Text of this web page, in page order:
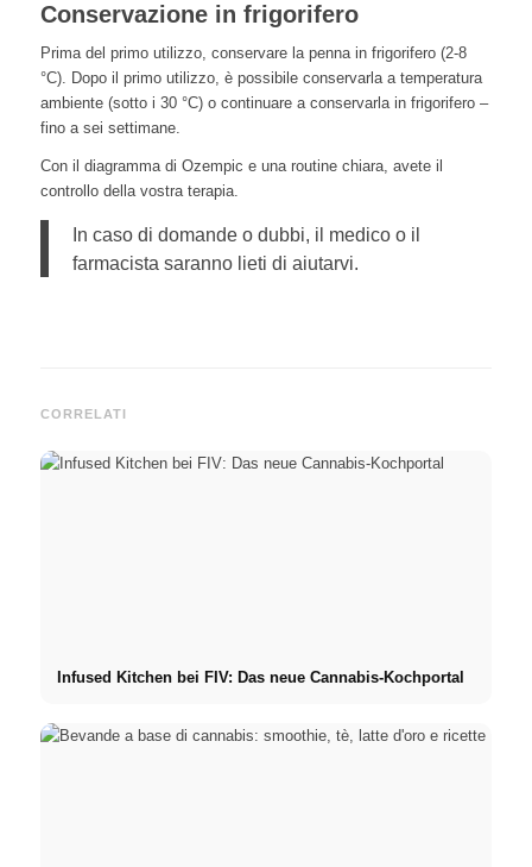
Conservazione in frigorifero
Prima del primo utilizzo, conservare la penna in frigorifero (2-8
°C). Dopo il primo utilizzo, è possibile conservarla a temperatura
ambiente (sotto i 30 °C) o continuare a conservarla in frigorifero –
fino a sei settimane.
Con il diagramma di Ozempic e una routine chiara, avete il
controllo della vostra terapia.
In caso di domande o dubbi, il medico o il
farmacista saranno lieti di aiutarvi.
CORRELATI
Infused Kitchen bei FIV: Das neue Cannabis-Kochportal